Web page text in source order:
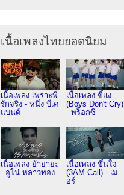
เนื้อเพลงไทยยอดนิยม
เนื้อเพลง เพราะพี่
รักจริง - หนึ่ง บีเค
แบนด์
เนื้อเพลง ขี้แง
(Boys Don't Cry)
- พร็อกซี
เนื้อเพลง ย้าย่ายะ
- อูโน่ หลาวทอง
เนื้อเพลง ขึ้นใจ
(3AM Call) - เม
อร์